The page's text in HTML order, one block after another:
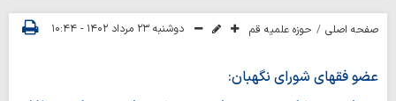
صفحه اصلی حوزه علمیه قم دوشنبه ۲۳ مرداد ۱۴۰۲ - ۱۰:۴۴
عضو فقهای شورای نگهبان: